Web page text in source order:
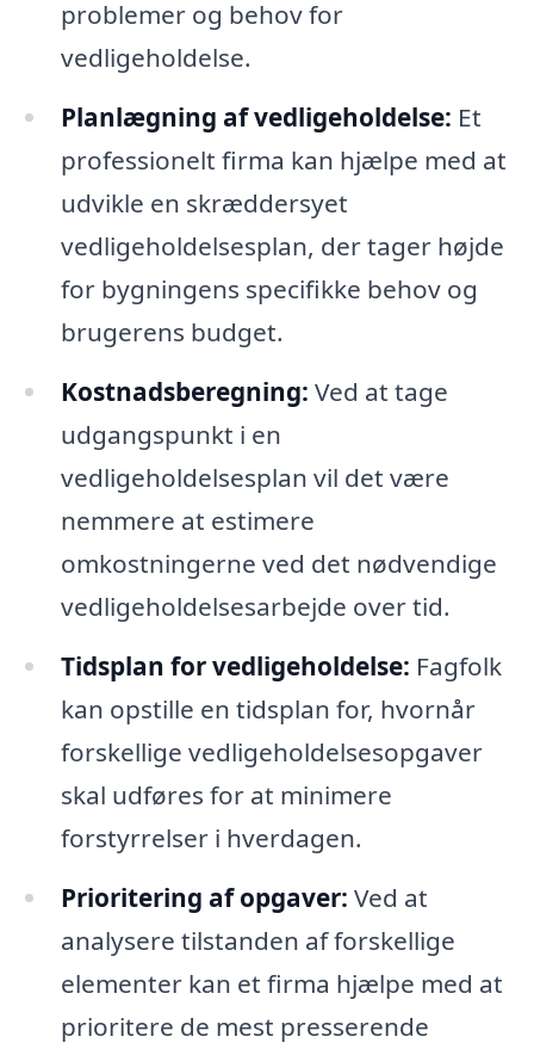
problemer og behov for
vedligeholdelse.
Planlægning af vedligeholdelse: Et
professionelt firma kan hjælpe med at
udvikle en skræddersyet
vedligeholdelsesplan, der tager højde
for bygningens specifikke behov og
brugerens budget.
Kostnadsberegning: Ved at tage
udgangspunkt i en
vedligeholdelsesplan vil det være
nemmere at estimere
omkostningerne ved det nødvendige
vedligeholdelsesarbejde over tid.
Tidsplan for vedligeholdelse: Fagfolk
kan opstille en tidsplan for, hvornår
forskellige vedligeholdelsesopgaver
skal udføres for at minimere
forstyrrelser i hverdagen.
Prioritering af opgaver: Ved at
analysere tilstanden af forskellige
elementer kan et firma hjælpe med at
prioritere de mest presserende